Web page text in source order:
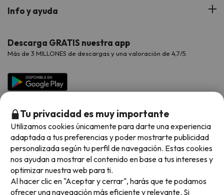
Proveedores
Viajes para grupos
Hoteles Galicia
Hoteles Salou
Viajes de Novios
Chollos con Todo Incluido
Chollos en la playa
Hoteles con toboganes
Selección de la Newsletter
Los favoritos de nuestros clientes
Verano
Vacaciones en Agosto
Vacaciones en Octubre
Vacaciones en Noviembre
Info y ayuda
Contáctanos
Preguntas frecuentes
Descarga GRATIS nuestra app
Más de 3 MILLONES de descargas y una valoración de 4,7/5.
Métodos de pago disponibles
Tu privacidad es muy importante
Utilizamos cookies únicamente para darte una experiencia
adaptada a tus preferencias y poder mostrarte publicidad
personalizada según tu perfil de navegación. Estas cookies
nos ayudan a mostrar el contenido en base a tus intereses y
optimizar nuestra web para ti.
Al hacer clic en "Aceptar y cerrar", harás que te podamos
ofrecer una navegación más eficiente y relevante. Si